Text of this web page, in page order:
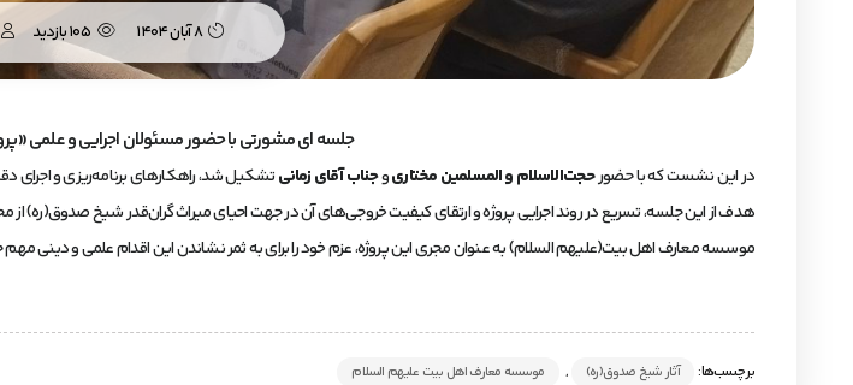
8 آبان 1404 105 بازدید
جلسه ای مشورتی با حضور مسئولان اجرایی و علمی
در این نشست که با حضورحجت‌الاسلام و المسلمین مختاریوجناب آقای زمانیتشکیل شد، راهکارهای برنامه‌ریزی و اجرای
هدف از این جلسه، تسریع در روند اجرایی پروژه و ارتقای کیفیت خروجی‌های آن در جهت احیای میراث گران‌قدر شیخ صدوق(ره)
موسسه معارف اهل بیت(علیهم السلام) به عنوان مجری این پروژه، عزم خود را برای به ثمر نشاندن این اقدام علمی و دینی
برچسب‌ها: آثار شیخ صدوق(ره) , موسسه معارف اهل بیت علیهم السلام